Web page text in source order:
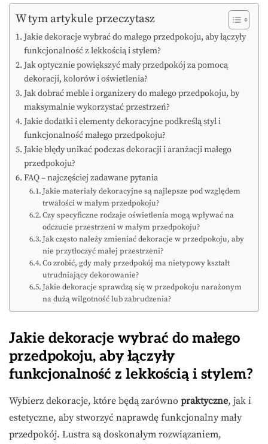
W tym artykule przeczytasz
Jakie dekoracje wybrać do małego przedpokoju, aby łączyły
funkcjonalność z lekkością i stylem?
Jak optycznie powiększyć mały przedpokój za pomocą
dekoracji, kolorów i oświetlenia?
Jak dobrać meble i organizery do małego przedpokoju, by
maksymalnie wykorzystać przestrzeń?
Jakie dodatki i elementy dekoracyjne podkreślą styl i
funkcjonalność małego przedpokoju?
Jakie błędy unikać podczas dekoracji i aranżacji małego
przedpokoju?
FAQ – najczęściej zadawane pytania
Jakie materiały dekoracyjne są najlepsze pod względem
trwałości w małym przedpokoju?
Czy specyficzne rodzaje oświetlenia mogą wpływać na
odczucie przestrzeni w małym przedpokoju?
Jak często należy zmieniać dekoracje w przedpokoju, aby
nie przytłoczyć małej przestrzeni?
Co zrobić, gdy mały przedpokój ma nietypowy kształt
utrudniający dekorowanie?
Jakie dekoracje sprawdzą się w przedpokoju narażonym
na dużą wilgotność lub zabrudzenia?
Jakie dekoracje wybrać do małego
przedpokoju, aby łączyły
funkcjonalność z lekkością i stylem?
Wybierz dekoracje, które będą zarówno praktyczne, jak i
estetyczne, aby stworzyć naprawdę funkcjonalny mały
przedpokój. Lustra są doskonałym rozwiązaniem,